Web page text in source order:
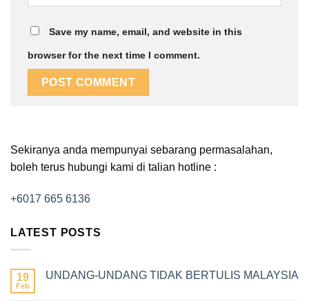
Save my name, email, and website in this
browser for the next time I comment.
Sekiranya anda mempunyai sebarang permasalahan,
boleh terus hubungi kami di talian hotline :
+6017 665 6136
LATEST POSTS
19
Feb
UNDANG-UNDANG TIDAK BERTULIS MALAYSIA